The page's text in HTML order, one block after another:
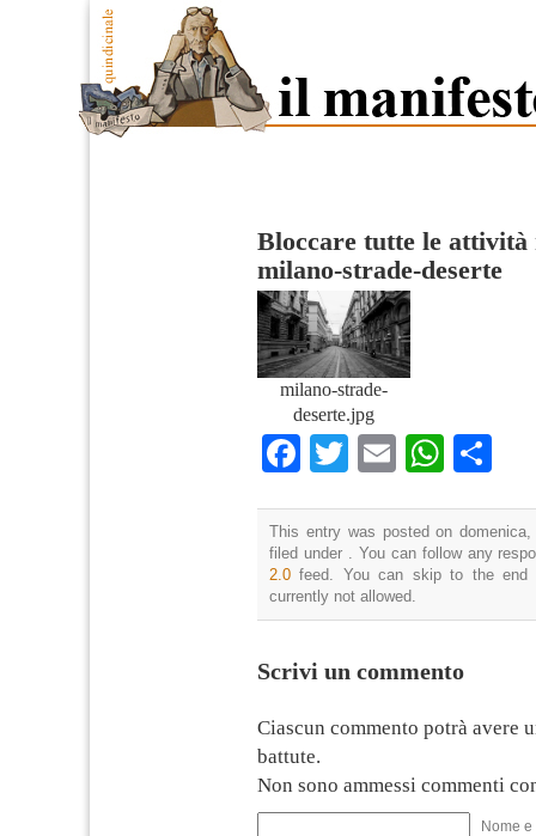
Bloccare tutte le attività
milano-strade-deserte
milano-strade-
deserte.jpg
Facebook
TwitterEmail
This entry was posted on
filed under . You can follow any
2.0 feed. You can skip to the end
currently not allowed.
Scrivi un commento
Ciascun commento potrà avere
battute.
Non sono ammessi commenti
Nome